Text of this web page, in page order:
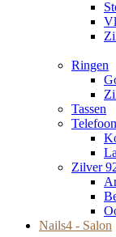
Ringen
Tassen
Zilver
Nails4 - Salon